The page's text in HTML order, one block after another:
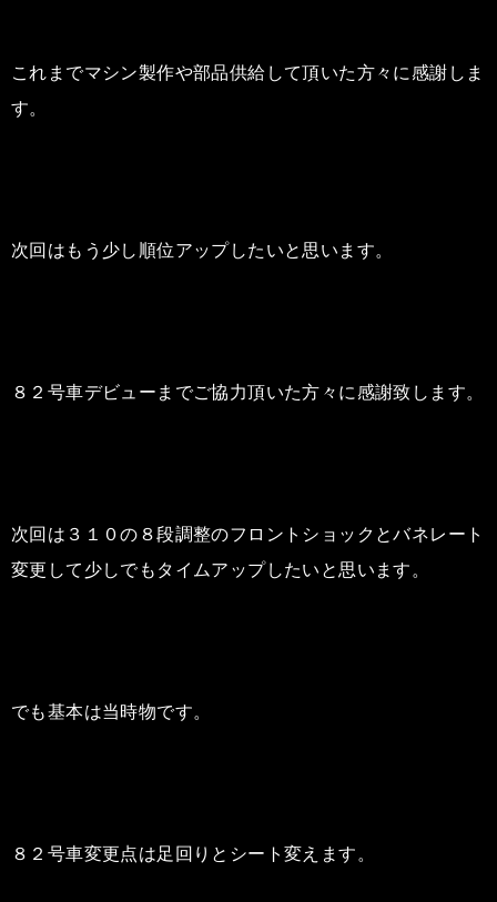
これまでマシン製作や部品供給して頂いた方々に感謝しま
す。
次回はもう少し順位アップしたいと思います。
８２号車デビューまでご協力頂いた方々に感謝致します。
次回は３１０の８段調整のフロントショックとバネレート
変更して少しでもタイムアップしたいと思います。
でも基本は当時物です。
８２号車変更点は足回りとシート変えます。